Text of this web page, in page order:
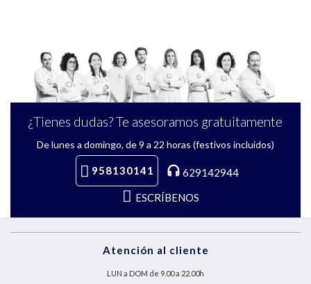
¿Tienes dudas? Te asesoramos gratuitamente
De lunes a domingo, de 9 a 22 horas (festivos incluidos)
958130141
629142944
ESCRÍBENOS
Atención al cliente
LUN a DOM de 9.00 a 22.00h